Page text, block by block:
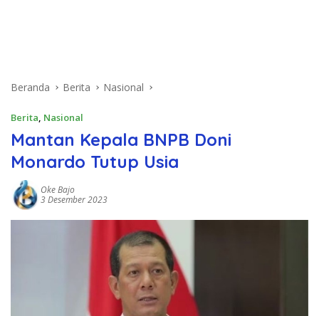
Beranda Berita Nasional
Berita, Nasional
Mantan Kepala BNPB Doni
Monardo Tutup Usia
Oke Bajo
3 Desember 2023